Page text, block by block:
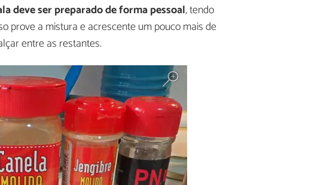
deve ser preparado de forma pessoal, tendo
prove a mistura e acrescente um pouco mais de
entre as restantes.